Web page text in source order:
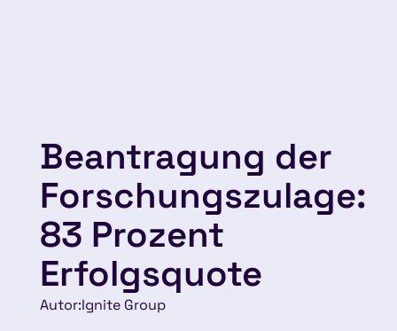
Beantragung der
Forschungszulage:
83 Prozent
Erfolgsquote
Autor:Ignite Group